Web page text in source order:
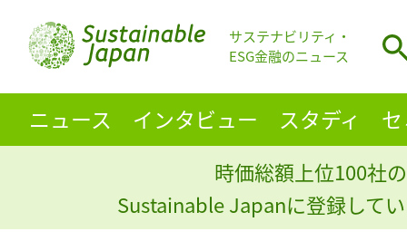
サステナビリティ・
ESG金融のニュース
ニュース インタビュー スタディ
時価総額上位100社
Sustainable Japanに登録して